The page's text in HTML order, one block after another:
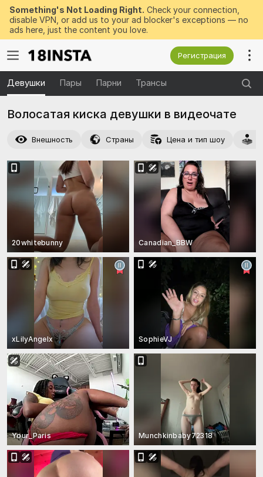
Something's Not Loading Right. Check your connection,
disable VPN, or add us to your ad blocker's exceptions — no
ads here, just the content you love.
Регистрация
Девушки Пары Парни Трансы
Волосатая киска девушки в видеочате
Внешность Страны Цена и тип шоу
20whitebunny Canadian_BBW
xLilyAngelx SophieVJ
Your_Paris Munchkinbaby72318